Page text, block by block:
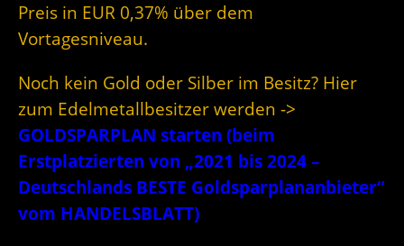
Preis in EUR 0,37% über dem
Vortagesniveau.
Noch kein Gold oder Silber im Besitz? Hier
zum Edelmetallbesitzer werden ->
GOLDSPARPLAN starten (beim
Erstplatzierten von „2021 bis 2024 –
Deutschlands BESTE Goldsparplananbieter“
vom HANDELSBLATT)